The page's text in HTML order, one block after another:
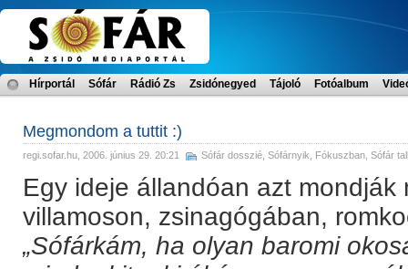
Hírportál Sófár Rádió Zs Zsidónegyed Tájoló Fotóalbum
Megmondom a tuttit :)
regi.sofar.hu , 2006. június 29. 20:21 Sófár dosszié Sófárnyik Fókuszban Sófár
Egy ideje állandóan azt mondják
villamoson, zsinagógában,
„Sófárkám, ha olyan baromi